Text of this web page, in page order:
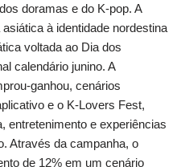
doramas e do K-pop. A
à identidade nordestina
voltada ao Dia dos
calendário junino. A
ganhou, cenários
e o K-Lovers Fest,
entretenimento e experiências
Através da campanha, o
de 12% em um cenário